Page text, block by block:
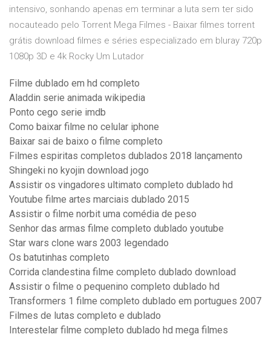
intensivo, sonhando apenas em terminar a luta sem ter sido
nocauteado pelo Torrent Mega Filmes - Baixar filmes torrent
grátis download filmes e séries especializado em bluray 720p
1080p 3D e 4k Rocky Um Lutador
Filme dublado em hd completo
Aladdin serie animada wikipedia
Ponto cego serie imdb
Como baixar filme no celular iphone
Baixar sai de baixo o filme completo
Filmes espiritas completos dublados 2018 lançamento
Shingeki no kyojin download jogo
Assistir os vingadores ultimato completo dublado hd
Youtube filme artes marciais dublado 2015
Assistir o filme norbit uma comédia de peso
Senhor das armas filme completo dublado youtube
Star wars clone wars 2003 legendado
Os batutinhas completo
Corrida clandestina filme completo dublado download
Assistir o filme o pequenino completo dublado hd
Transformers 1 filme completo dublado em portugues 2007
Filmes de lutas completo e dublado
Interestelar filme completo dublado hd mega filmes